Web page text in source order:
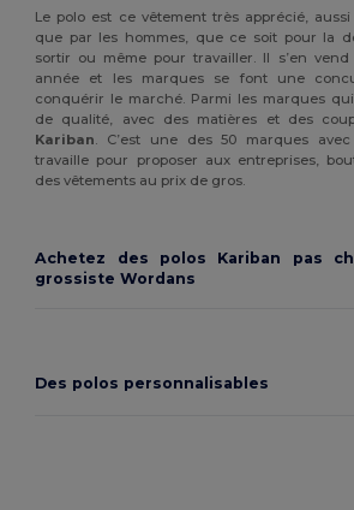
Le polo est ce vêtement très apprécié,
que par les hommes, que ce soit pour la
sortir ou même pour travailler. Il s’en
année et les marques se font une
conquérir le marché. Parmi les marques
de qualité, avec des matières et des
Kariban. C’est une des 50 marques
travaille pour proposer aux entreprises,
des vêtements au prix de gros.
Achetez des polos Kariban pas
grossiste Wordans
Des polos personnalisables